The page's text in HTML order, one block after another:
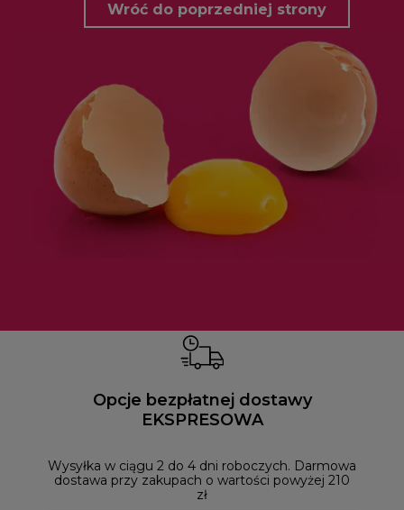
Wróć do poprzedniej strony
Opcje bezpłatnej dostawy
EKSPRESOWA
Wysyłka w ciągu 2 do 4 dni roboczych. Darmowa
dostawa przy zakupach o wartości powyżej 210
zł